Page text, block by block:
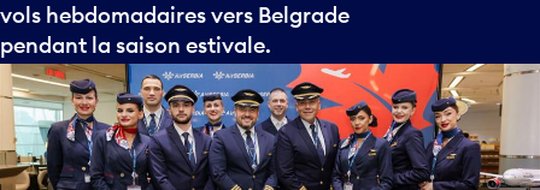
vols hebdomadaires vers Belgrade
pendant la saison estivale.